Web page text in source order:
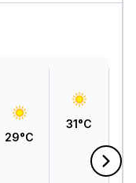
29°C
31°C